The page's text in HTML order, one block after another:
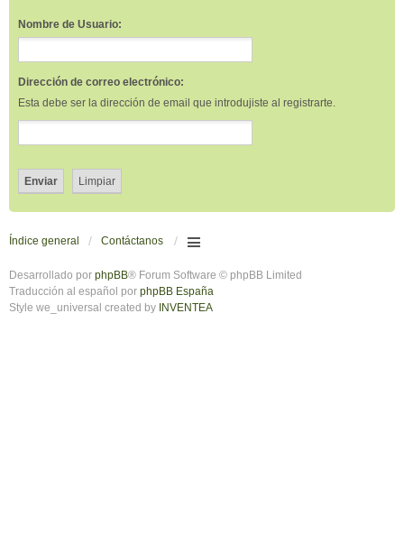
Nombre de Usuario:
Dirección de correo electrónico:
Esta debe ser la dirección de email que introdujiste al registrarte.
Índice general Contáctanos
Desarrollado por phpBB® Forum Software © phpBB Limited
Traducción al español por phpBB España
Style we_universal created by INVENTEA